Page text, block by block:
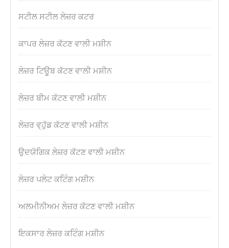
ਸਟੀਲ ਸਟੀਲ ਲੇਜ਼ਰ ਕਟਰ
ਕਾਪਰ ਲੇਜ਼ਰ ਕੱਟਣ ਵਾਲੀ ਮਸ਼ੀਨ
ਲੇਜ਼ਰ ਟਿਊਬ ਕੱਟਣ ਵਾਲੀ ਮਸ਼ੀਨ
ਲੇਜ਼ਰ ਬੀਮ ਕੱਟਣ ਵਾਲੀ ਮਸ਼ੀਨ
ਲੇਜ਼ਰ ਵ੍ਹੁੱਡ ਕੱਟਣ ਵਾਲੀ ਮਸ਼ੀਨ
ਉਦਯੋਗਿਕ ਲੇਜ਼ਰ ਕੱਟਣ ਵਾਲੀ ਮਸ਼ੀਨ
ਲੇਜ਼ਰ ਪਲੇਟ ਕਟਿੰਗ ਮਸ਼ੀਨ
ਅਲਮੀਨੀਅਮ ਲੇਜ਼ਰ ਕੱਟਣ ਵਾਲੀ ਮਸ਼ੀਨ
ਇਕਸਾਰ ਲੇਜ਼ਰ ਕਟਿੰਗ ਮਸ਼ੀਨ